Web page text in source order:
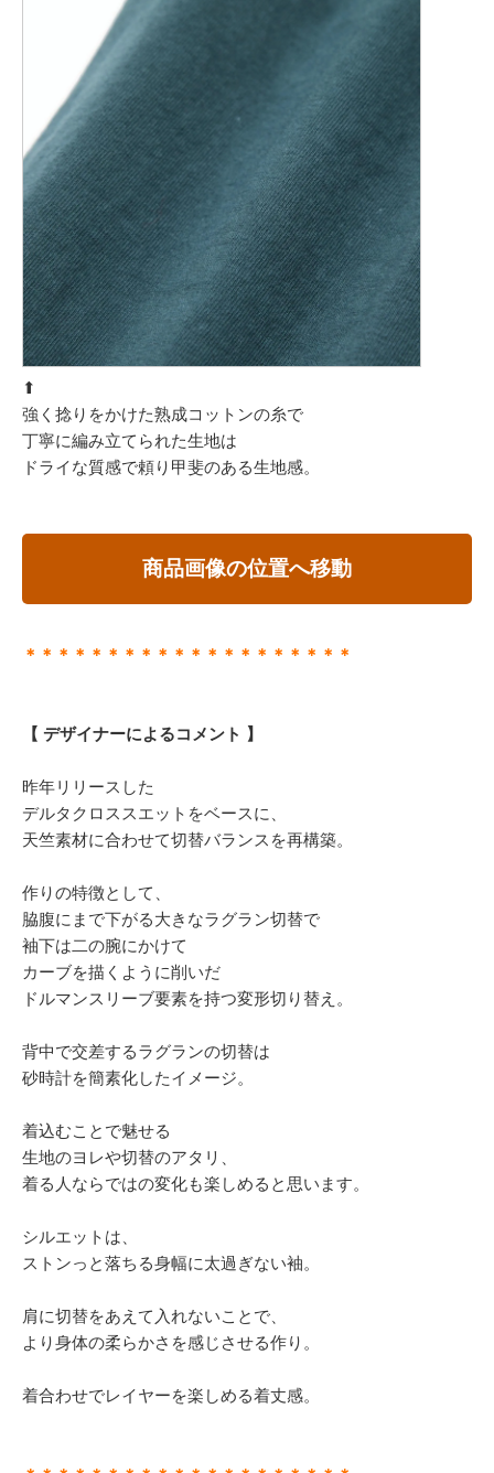
⬆︎
強く捻りをかけた熟成コットンの糸で
丁寧に編み立てられた生地は
ドライな質感で頼り甲斐のある生地感。
商品画像の位置へ移動
＊＊＊＊＊＊＊＊＊＊＊＊＊＊＊＊＊＊＊＊
【 デザイナーによるコメント 】
昨年リリースした
デルタクロススエットをベースに、
天竺素材に合わせて切替バランスを再構築。
作りの特徴として、
脇腹にまで下がる大きなラグラン切替で
袖下は二の腕にかけて
カーブを描くように削いだ
ドルマンスリーブ要素を持つ変形切り替え。
背中で交差するラグランの切替は
砂時計を簡素化したイメージ。
着込むことで魅せる
生地のヨレや切替のアタリ、
着る人ならではの変化も楽しめると思います。
シルエットは、
ストンっと落ちる身幅に太過ぎない袖。
肩に切替をあえて入れないことで、
より身体の柔らかさを感じさせる作り。
着合わせでレイヤーを楽しめる着丈感。